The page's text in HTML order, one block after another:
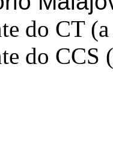
do CT
do CCS